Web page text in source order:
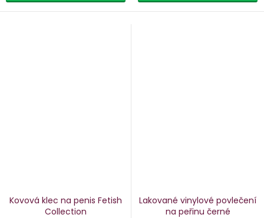
Kovová klec na penis Fetish
Collection
Lakované vinylové povlečení
na peřinu černé